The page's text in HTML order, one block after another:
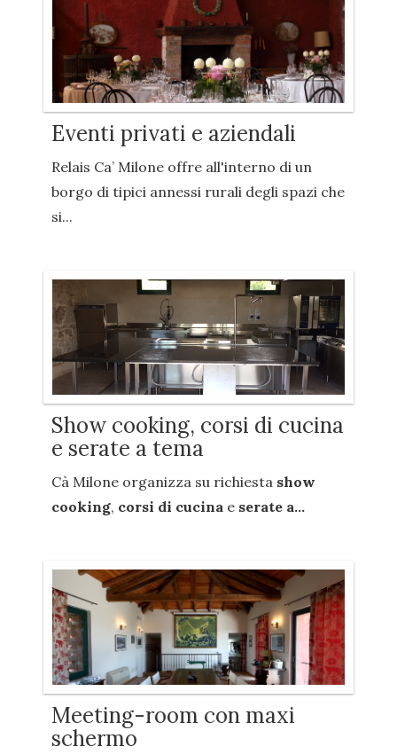
Eventi privati e aziendali
Relais Ca’ Milone offre all'interno di un
borgo di tipici annessi rurali degli spazi che
si...
Show cooking, corsi di cucina
e serate a tema
Cà Milone organizza su richiesta show
cooking, corsi di cucina e serate a...
Meeting-room con maxi
schermo